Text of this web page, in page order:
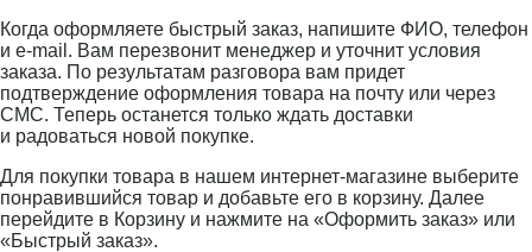
Когда оформляете быстрый заказ, напишите ФИО, телефон
и e-mail. Вам перезвонит менеджер и уточнит условия
заказа. По результатам разговора вам придет
подтверждение оформления товара на почту или через
СМС. Теперь останется только ждать доставки
и радоваться новой покупке.
Для покупки товара в нашем интернет-магазине выберите
понравившийся товар и добавьте его в корзину. Далее
перейдите в Корзину и нажмите на «Оформить заказ» или
«Быстрый заказ».